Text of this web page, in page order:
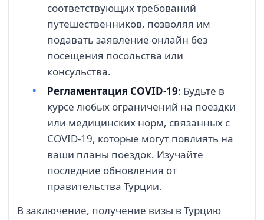
соответствующих требований
путешественников, позволяя им
подавать заявление онлайн без
посещения посольства или
консульства.
Регламентация COVID-19: Будьте в
курсе любых ограничений на поездки
или медицинских норм, связанных с
COVID-19, которые могут повлиять на
ваши планы поездок. Изучайте
последние обновления от
правительства Турции.
В заключение, получение визы в Турцию